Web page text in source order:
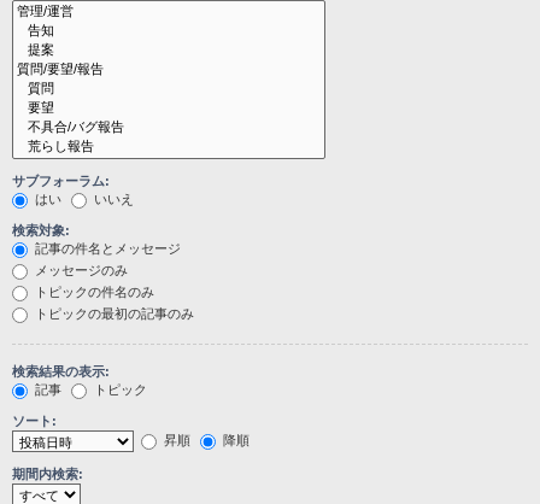
サブフォーラム:
はい
いいえ
検索対象:
記事の件名とメッセージ
メッセージのみ
トピックの件名のみ
トピックの最初の記事のみ
検索結果の表示:
記事
トピック
ソート:
昇順
降順
期間内検索: